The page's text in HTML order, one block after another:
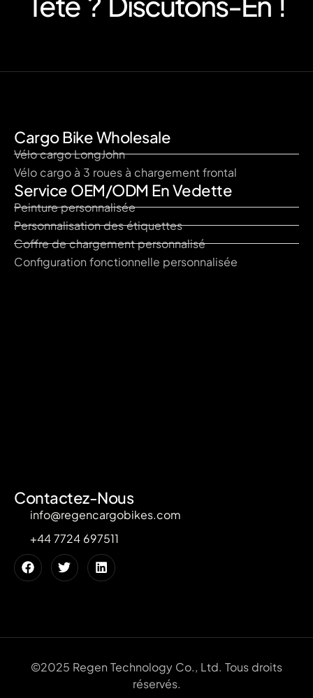
Cargo Bike Wholesale
Vélo cargo LongJohn
Vélo cargo à 3 roues à chargement frontal
Service OEM/ODM En Vedette
Peinture personnalisée
Personnalisation des étiquettes
Coffre de chargement personnalisé
Configuration fonctionnelle personnalisée
Contactez-Nous
info@regencargobikes.com
+44 7724 697511
©2025 Regen Technology Co., Ltd. Tous droits
réservés.